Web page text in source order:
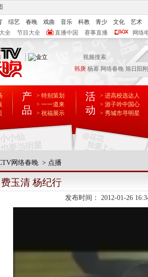
综艺 春晚 戏曲 音乐 科教 青少 文化
艺术
全 节目大全 直播中国 赛事直播 网络
韩庚 杨幂 网络春晚 旭日阳刚
产
品
> 特别策划
> 一一道来
> 祝福展示
活
动
> 进高校选达人
> 游子吟中国心
> 秀城市寻明星
网络春晚 > 点播
玉清 杨纪行
发布时间： 2012-01-26